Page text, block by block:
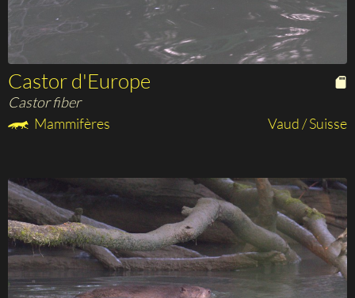
Castor d'Europe
Castor fiber
Mammifères
Vaud / Suisse